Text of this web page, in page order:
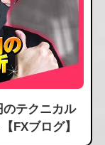
のテクニカル
FXブログ】